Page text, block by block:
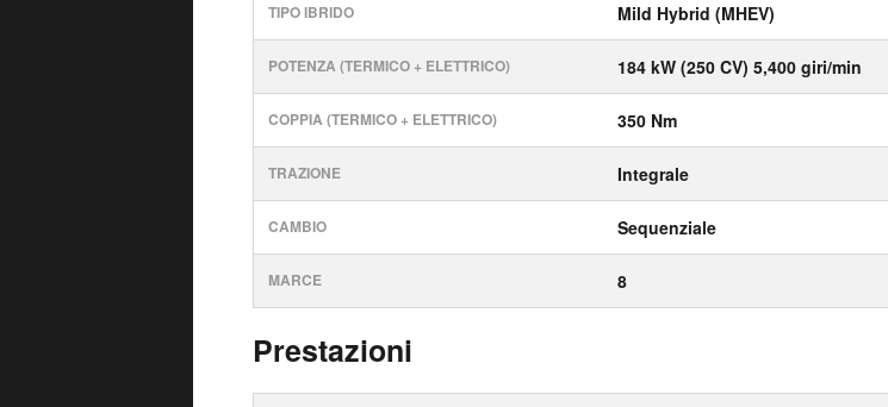
TIPO IBRIDO Mild Hybrid (MHEV)
POTENZA (TERMICO + ELETTRICO) 184 kW (250 CV) 5,400 giri/min
COPPIA (TERMICO + ELETTRICO) 350 Nm
TRAZIONE Integrale
CAMBIO Sequenziale
MARCE 8
Prestazioni